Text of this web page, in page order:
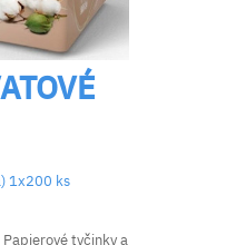
1x200 ks
tyčinky a